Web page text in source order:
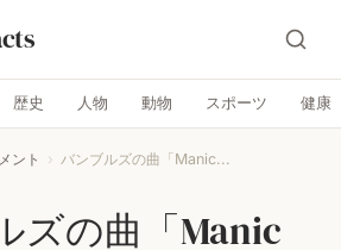
歴史 人物 動物 スポーツ 健康
ント › バンブルズの曲「Manic...
ズの曲「Manic